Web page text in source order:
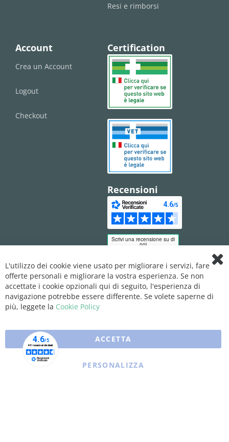
Resi e rimborsi
Account
Crea un Account
Logout
Checkout
Certification
Recensioni
L'utilizzo dei cookie viene usato per migliorare i servizi, fare
offerte personali e migliorare la vostra esperienza. Se non
accettate i cookie opzionali qui di seguito, l'esperienza di
navigazione potrebbe essere differente. Se volete saperne di
più, leggete la Cookie Policy
ACCETTA
PERSONALIZZA